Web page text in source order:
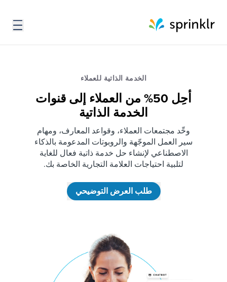
الخدمة الذاتية للعملاء
أحِل 50% من العملاء إلى قنوات
الخدمة الذاتية
وحِّد مجتمعات العملاء، وقواعد المعارف، ومهام
سير العمل الموجّهة والروبوتات المدعومة بالذكاء
الاصطناعي لإنشاء حل خدمة ذاتية فعال للغاية
لتلبية احتياجات العلامة التجارية الخاصة بك.
طلب العرض التوضيحي